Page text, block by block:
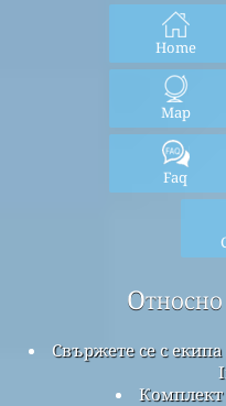
Home
Map
Faq
Относно
Свържете се с
Комплект